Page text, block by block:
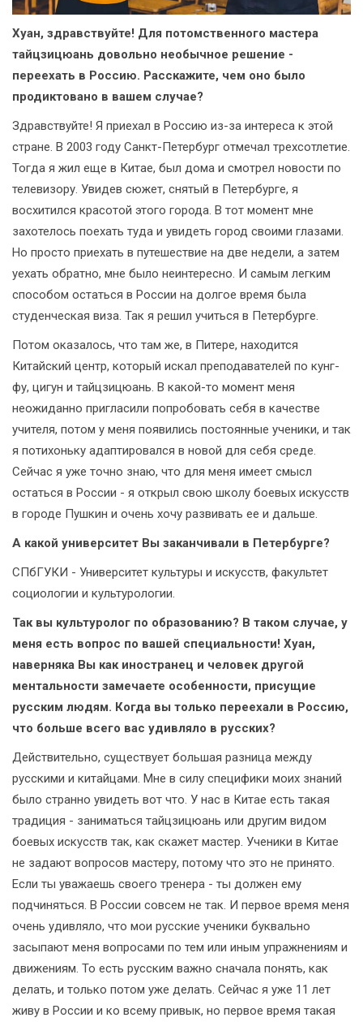
Хуан, здравствуйте! Для потомственного мастера
тайцзицюань довольно необычное решение -
переехать в Россию. Расскажите, чем оно было
продиктовано в вашем случае?
Здравствуйте! Я приехал в Россию из-за интереса к этой
стране. В 2003 году Санкт-Петербург отмечал трехсотлетие.
Тогда я жил еще в Китае, был дома и смотрел новости по
телевизору. Увидев сюжет, снятый в Петербурге, я
восхитился красотой этого города. В тот момент мне
захотелось поехать туда и увидеть город своими глазами.
Но просто приехать в путешествие на две недели, а затем
уехать обратно, мне было неинтересно. И самым легким
способом остаться в России на долгое время была
студенческая виза. Так я решил учиться в Петербурге.
Потом оказалось, что там же, в Питере, находится
Китайский центр, который искал преподавателей по кунг-
фу, цигун и тайцзицюань. В какой-то момент меня
неожиданно пригласили попробовать себя в качестве
учителя, потом у меня появились постоянные ученики, и так
я потихоньку адаптировался в новой для себя среде.
Сейчас я уже точно знаю, что для меня имеет смысл
остаться в России - я открыл свою школу боевых искусств
в городе Пушкин и очень хочу развивать ее и дальше.
А какой университет Вы заканчивали в Петербурге?
СПбГУКИ - Университет культуры и искусств, факультет
социологии и культурологии.
Так вы культуролог по образованию? В таком случае, у
меня есть вопрос по вашей специальности! Хуан,
наверняка Вы как иностранец и человек другой
ментальности замечаете особенности, присущие
русским людям. Когда вы только переехали в Россию,
что больше всего вас удивляло в русских?
Действительно, существует большая разница между
русскими и китайцами. Мне в силу специфики моих знаний
было странно увидеть вот что. У нас в Китае есть такая
традиция - заниматься тайцзицюань или другим видом
боевых искусств так, как скажет мастер. Ученики в Китае
не задают вопросов мастеру, потому что это не принято.
Если ты уважаешь своего тренера - ты должен ему
подчиняться. В России совсем не так. И первое время меня
очень удивляло, что мои русские ученики буквально
засыпают меня вопросами по тем или иным упражнениям и
движениям. То есть русским важно сначала понять, как
делать, и только потом уже делать. Сейчас я уже 11 лет
живу в России и ко всему привык, но первое время такая